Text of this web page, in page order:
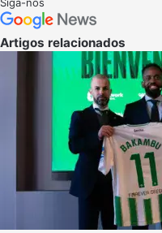
Artigos relacionados